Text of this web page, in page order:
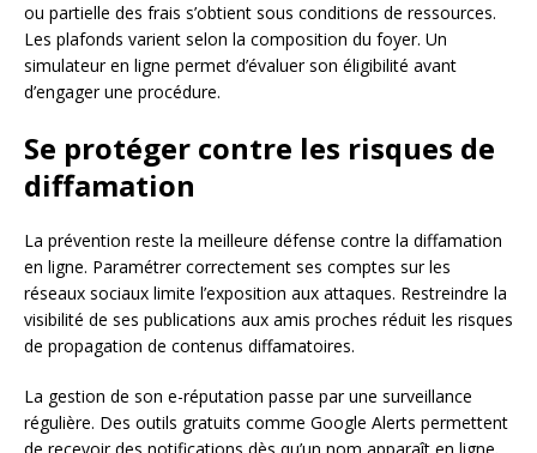
ou partielle des frais s’obtient sous conditions de ressources.
Les plafonds varient selon la composition du foyer. Un
simulateur en ligne permet d’évaluer son éligibilité avant
d’engager une procédure.
Se protéger contre les risques de
diffamation
La prévention reste la meilleure défense contre la diffamation
en ligne. Paramétrer correctement ses comptes sur les
réseaux sociaux limite l’exposition aux attaques. Restreindre la
visibilité de ses publications aux amis proches réduit les risques
de propagation de contenus diffamatoires.
La gestion de son e-réputation passe par une surveillance
régulière. Des outils gratuits comme Google Alerts permettent